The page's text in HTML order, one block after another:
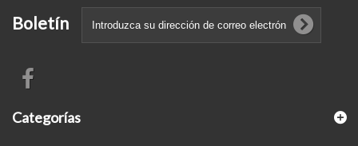
Boletín
Categorías